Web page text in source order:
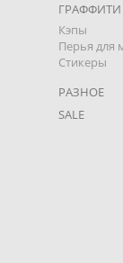
ГРАФФИТИ
Кэпы
Перья для
Стикеры
РАЗНОЕ
SALE